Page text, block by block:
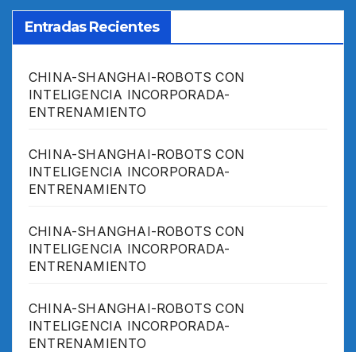
Entradas Recientes
CHINA-SHANGHAI-ROBOTS CON
INTELIGENCIA INCORPORADA-
ENTRENAMIENTO
CHINA-SHANGHAI-ROBOTS CON
INTELIGENCIA INCORPORADA-
ENTRENAMIENTO
CHINA-SHANGHAI-ROBOTS CON
INTELIGENCIA INCORPORADA-
ENTRENAMIENTO
CHINA-SHANGHAI-ROBOTS CON
INTELIGENCIA INCORPORADA-
ENTRENAMIENTO